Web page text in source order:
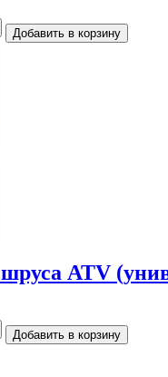
ATV